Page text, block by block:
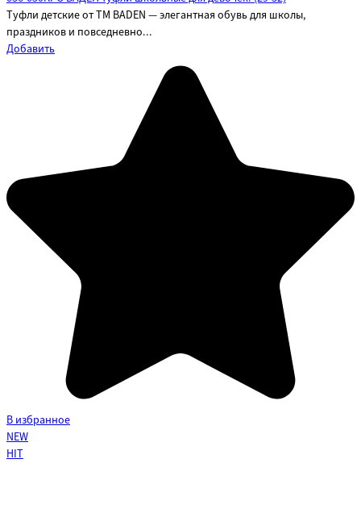
Туфли детские от ТМ BADEN — элегантная обувь для школы,
праздников и повседневно...
Добавить
В избранное
NEW
HIT